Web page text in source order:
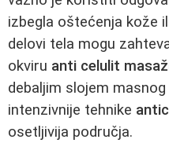
izbegla oštećenja kože
delovi tela mogu
okviru anti celulit
debaljim slojem
intenzivnije tehnike
osetljivija područja.